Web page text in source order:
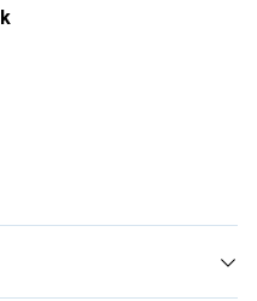
sie zu einem